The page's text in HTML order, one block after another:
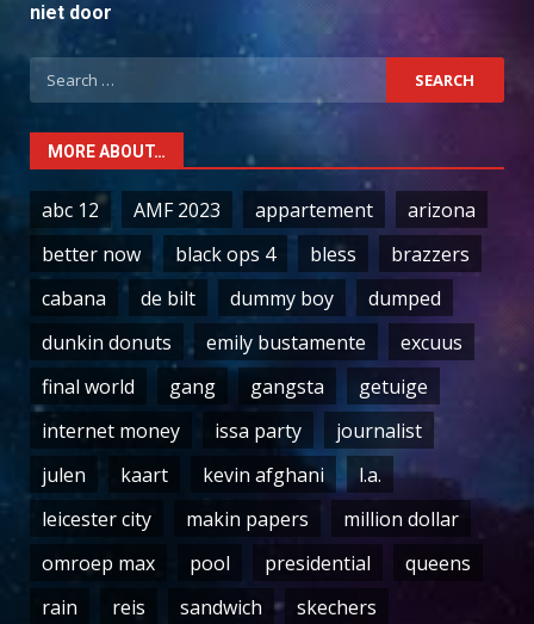
niet door
Search
for:
MORE ABOUT…
abc 12 AMF 2023 appartement
arizona
better now
black ops 4 bless
brazzers
cabana
de bilt dummy boy
dumped
dunkin donuts
emily bustamente
excuus
final world
gang gangsta
getuige
internet money
issa party
journalist
julen
kaart kevin afghani
l.a.
leicester city
makin papers
million dollar
omroep max
pool presidential
queens
rain
reis sandwich skechers